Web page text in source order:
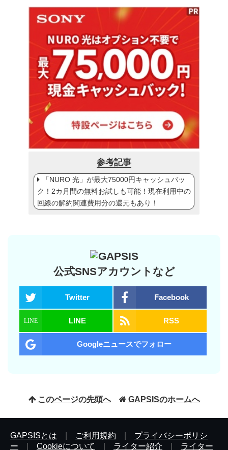
参考記事
「NURO 光」が最大75000円キャッシュバッ
ク！2カ月間の無料お試しも可能！現在利用中の
回線の解約関連費用分の還元もあり！
公式SNSアカウントなど
Twitter Facebook
LINE RSS
Googleニュースでフォロー
このページの先頭へ GAPSISのホームへ
GAPSISとは ご利用規約
プライバシーポリシ
ー
Cookieについて ライター紹介 ライター